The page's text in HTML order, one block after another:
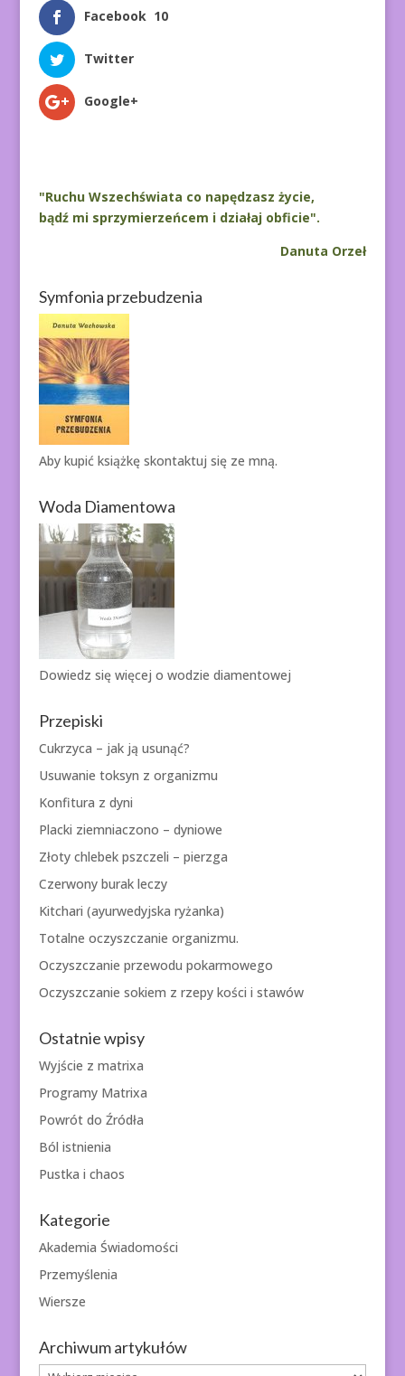
Facebook 10
Twitter
Google+
"Ruchu Wszechświata co napędzasz życie,
bądź mi sprzymierzeńcem i działaj obficie".
Danuta Orzeł
Symfonia przebudzenia
Aby kupić książkę skontaktuj się ze mną.
Woda Diamentowa
Dowiedz się więcej o wodzie diamentowej
Przepiski
Cukrzyca – jak ją usunąć?
Usuwanie toksyn z organizmu
Konfitura z dyni
Placki ziemniaczono – dyniowe
Złoty chlebek pszczeli – pierzga
Czerwony burak leczy
Kitchari (ayurwedyjska ryżanka)
Totalne oczyszczanie organizmu.
Oczyszczanie przewodu pokarmowego
Oczyszczanie sokiem z rzepy kości i stawów
Ostatnie wpisy
Wyjście z matrixa
Programy Matrixa
Powrót do Źródła
Ból istnienia
Pustka i chaos
Kategorie
Akademia Świadomości
Przemyślenia
Wiersze
Archiwum artykułów